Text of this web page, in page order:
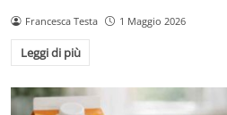
Francesca Testa 1 Maggio 2026
Leggi di più